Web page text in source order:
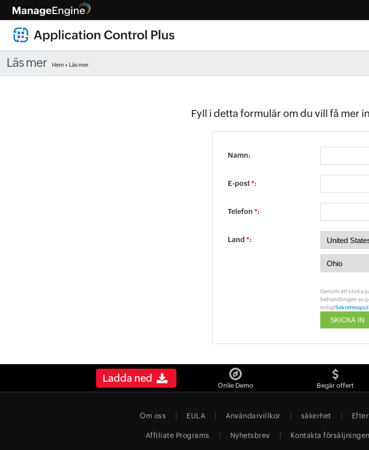
Läs mer Hem» Läs mer
Fyll i detta formulär om du vill få mer
Namn:
E-post*:
Telefon *:
Land *:
Genom att klicka
behandlingen av
enligt
Ladda ned
Onlie Demo Begär offert
Om oss EULA Användarvillkor säkerhet
Affiliate Programs Nyhetsbrev Kontakta försäljningen